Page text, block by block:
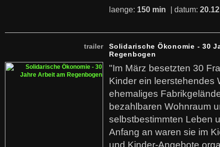
laenge: 150 min | datum:
trailer
Solidarische Ökonomie - 30
Regenbogen
"Im März besetzten 30
Kinder ein leerstehendes
ehemaliges
bezahlbaren Wohnraum
selbstbestimmten Leben
Anfang an waren sie im
und Kinder-Angebote